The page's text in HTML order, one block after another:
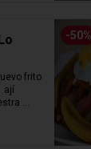
-50%
frito
ají